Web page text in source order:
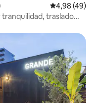
Calificación
4,98 (49)
tranquilidad, traslado